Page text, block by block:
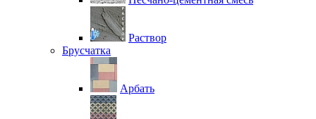
Раствор
Брусчатка
Арбать